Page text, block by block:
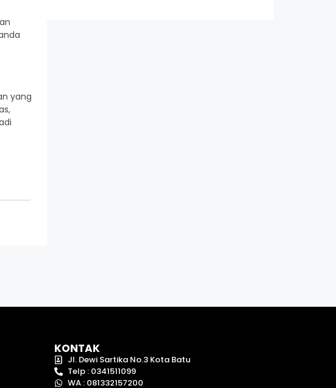
yang
KONTAK
Jl. Dewi Sartika No.3 Kota Batu
Telp : 0341511099
WA : 081332157200